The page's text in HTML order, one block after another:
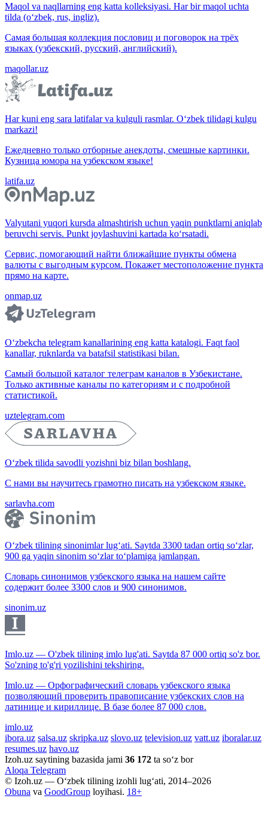
Maqol va naqllarning eng katta kolleksiyasi. Har bir maqol uchta
tilda (o‘zbek, rus, ingliz).
Самая большая коллекция пословиц и поговорок на трёх
языках (узбекский, русский, английский).
maqollar.uz
Har kuni eng sara latifalar va kulguli rasmlar. O‘zbek tilidagi kulgu
markazi!
Ежедневно только отборные анекдоты, смешные картинки.
Кузница юмора на узбекском языке!
latifa.uz
Valyutani yuqori kursda almashtirish uchun yaqin punktlarni aniqlab
beruvchi servis. Punkt joylashuvini kartada ko‘rsatadi.
Сервис, помогающий найти ближайшие пункты обмена
валюты с выгодным курсом. Покажет местоположение пункта
прямо на карте.
onmap.uz
O‘zbekcha telegram kanallarining eng katta katalogi. Faqt faol
kanallar, ruknlarda va batafsil statistikasi bilan.
Самый большой каталог телеграм каналов в Узбекистане.
Только активные каналы по категориям и с подробной
статистикой.
uztelegram.com
O‘zbek tilida savodli yozishni biz bilan boshlang.
С нами вы научитесь грамотно писать на узбекском языке.
sarlavha.com
O‘zbek tilining sinonimlar lug‘ati. Saytda 3300 tadan ortiq so‘zlar,
900 ga yaqin sinonim so‘zlar to‘plamiga jamlangan.
Словарь синонимов узбекского языка на нашем сайте
содержит более 3300 слов и 900 синонимов.
sinonim.uz
Imlo.uz — O'zbek tilining imlo lug'ati. Saytda 87 000 ortiq so'z bor.
So'zning to'g'ri yozilishini tekshiring.
Imlo.uz — Орфографический словарь узбекского языка
позволяющий проверить правописание узбекских слов на
латинице и кириллице. В базе более 87 000 слов.
imlo.uz
ibora.uz salsa.uz skripka.uz slovo.uz television.uz vatt.uz iboralar.uz
resumes.uz havo.uz
Izoh.uz saytining bazasida jami 36 172 ta so‘z bor
Aloqa Telegram
© Izoh.uz — O‘zbek tilining izohli lug‘ati, 2014–2026
Obuna va GoodGroup loyihasi. 18+